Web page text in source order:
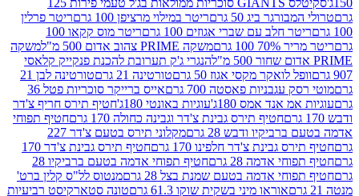
סקיטלס GIANTS סוכריות ממולאות בג'ל טעמי פירות 125
ביג 50 גרם
ריטר במילוי מרציפן 100 גרם
ריטר פרלין
חלב עם שברי אגוזים 100 גרם
ריטר מוס קקאו 100
100 גרם
משקה PRIME צהוב אדום 500 מ"ל
משקה
הנגרי ג'ק תערובת להכנת פנקייק קלאסי
לואקר מקסי אגוז 50 גרם
טורטינה 21 גרם
טורטינה לבן 21
עגבניות פאסטה 700 גרם
אייס ברייקר סוכריות פטל 36
אנד אמס 180ג'
עוגיות באונטי 180ג'
חטיף תירס חריף צ'דר
חטיף תירס גבינת צ'דר וגבינה כחולה 170 גרם
חטיף תפוחי
ודבש 28 גרם
מקלוני תירס בטעם צ'דר 227
גבינת צ'דר חלפינו 170 גרם
חטיף תירס גבינת צ'דר 170
אדמה 28 גרם
חטיף תפוחי אדמה בטעם ברביקיו 28
אדמה בטעם שמנת בצל 28 גרם
מנטוס לל"ס קלין ברט'
אוראו מיני בשקית שוקו 61.3 גרם
טונה סטארקיסט רביעיות